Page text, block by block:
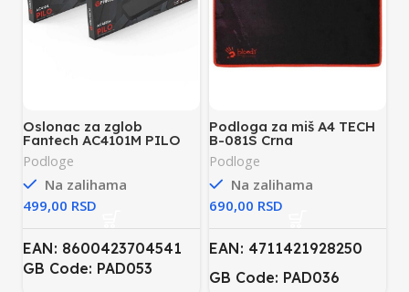
Oslonac za zglob
Fantech AC4101M PILO
Podloge
Na zalihama
RSD
EAN: 8600423704541
GB Code: PAD053
Podloga za miš A4 TECH
B-081S Crna
Podloge
Na zalihama
RSD
EAN: 4711421928250
GB Code: PAD036